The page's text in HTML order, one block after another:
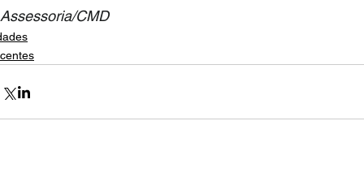
Assessoria/CMD